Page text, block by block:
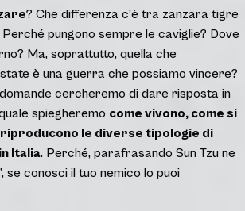
? Che differenza c’è tra zanzara tigre
pungono sempre le caviglie? Dove
Ma, soprattutto, quella che
è una guerra che possiamo vincere?
cercheremo di dare risposta in
spiegheremo come vivono, come si
le diverse tipologie di
Italia. Perché, parafrasando Sun Tzu ne
se conosci il tuo nemico lo puoi